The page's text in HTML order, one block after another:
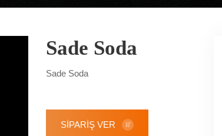
Sade Soda
Sade Soda
SİPARİŞ VER